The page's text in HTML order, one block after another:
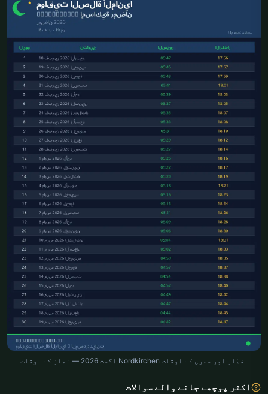
افطار اور سحری کے اوقات Nordkirchen اگست 2026 — نماز کے اوقات
اکثر پوچھے جانے والے سوالات